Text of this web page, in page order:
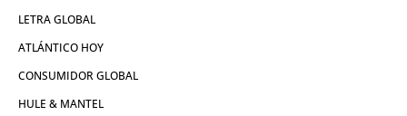
LETRA GLOBAL
ATLÁNTICO HOY
CONSUMIDOR GLOBAL
HULE & MANTEL